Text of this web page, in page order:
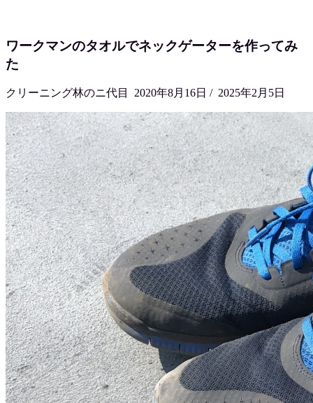
ワークマンのタオルでネックゲーターを作ってみ
た
クリーニング林のニ代目 2020年8月16日 / 2025年2月5日